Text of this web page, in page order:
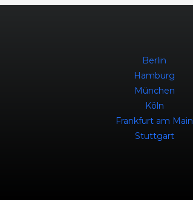
Berlin
Hamburg
München
Köln
Frankfurt am Main
Stuttgart